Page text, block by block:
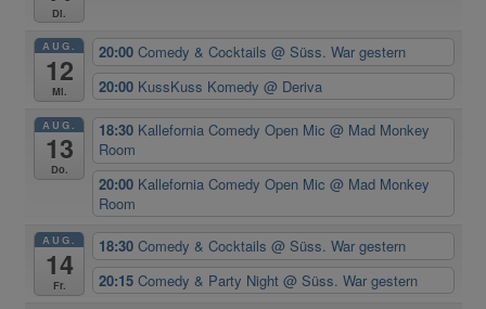
Di.
AUG.
12
Mi.
20:00Comedy & Cocktails@ Süss. War gestern
20:00 KussKuss Komedy@ Deriva
AUG.
13
Do.
18:30 Kallefornia Comedy Open Mic@ Mad Monkey
Room
20:00 Kallefornia Comedy Open Mic@ Mad Monkey
Room
AUG.
14
Fr.
18:30Comedy & Cocktails@ Süss. War gestern
20:15Comedy & Party Night@ Süss. War gestern